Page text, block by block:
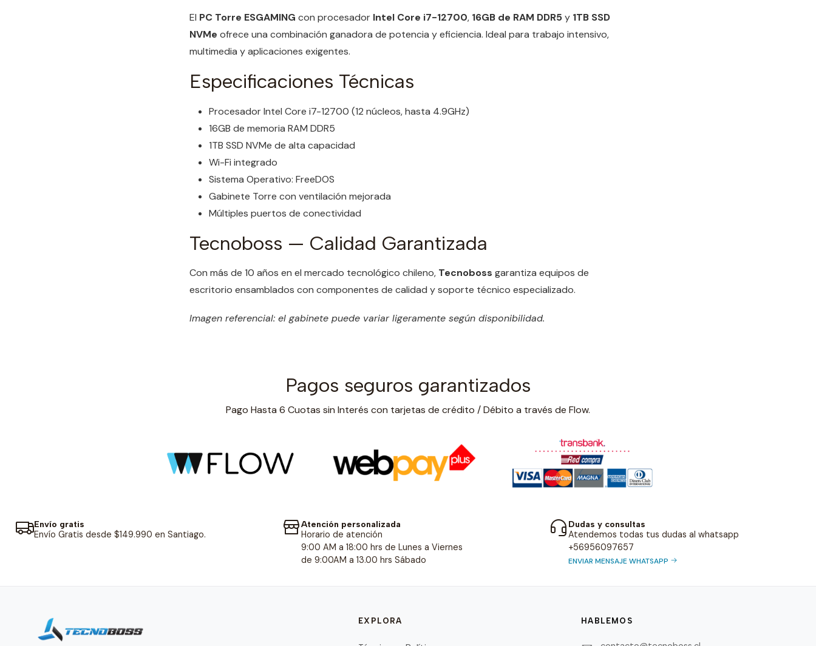
El PC Torre ESGAMING con procesador Intel Core i7-12700, 16GB de RAM DDR5y 1TB SSD
NVMe ofrece una combinación ganadora de potencia y eficiencia. Ideal para trabajo intensivo,
multimedia y aplicaciones exigentes.
Especificaciones Técnicas
Procesador Intel Core i7-12700 (12 núcleos, hasta 4.9GHz)
16GB de memoria RAM DDR5
1TB SSD NVMe de alta capacidad
Wi-Fi integrado
Sistema Operativo: FreeDOS
Gabinete Torre con ventilación mejorada
Múltiples puertos de conectividad
Tecnoboss — Calidad Garantizada
Con más de 10 años en el mercado tecnológico chileno, Tecnoboss garantiza equipos de
escritorio ensamblados con componentes de calidad y soporte técnico especializado.
Imagen referencial: el gabinete puede variar ligeramente según disponibilidad.
Pagos seguros garantizados
Pago Hasta 6 Cuotas sin Interés con tarjetas de crédito / Débito a través de Flow.
Envío gratis
Envío Gratis desde $149.990 en Santiago.
Atención personalizada
Horario de atención
9:00 AM a 18:00 hrs de Lunes a Viernes
de 9:00AM a 13.00 hrs Sábado
Dudas y consultas
Atendemos todas tus dudas al whatsapp
+56956097657
ENVIAR MENSAJE WHATSAPP
EXPLORA HABLEMOS